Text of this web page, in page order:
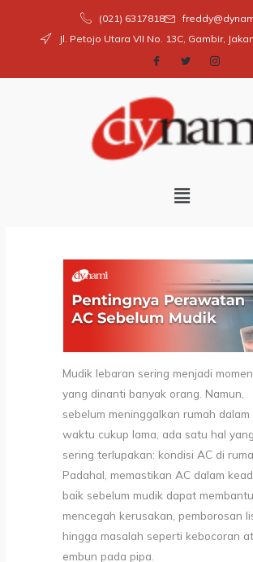
(021) 6317818
Jl. Petojo Utara VII No. 13C, Gambir,
Menu
Mudik lebaran sering menjadi momen
yang dinanti banyak orang. Namun,
sebelum meninggalkan rumah dalam
waktu cukup lama, ada satu hal yang
sering terlupakan: kondisi AC di
Padahal, memastikan AC dalam
baik sebelum mudik dapat membantu
mencegah kerusakan, pemborosan
hingga masalah seperti kebocoran
embun pada pipa.